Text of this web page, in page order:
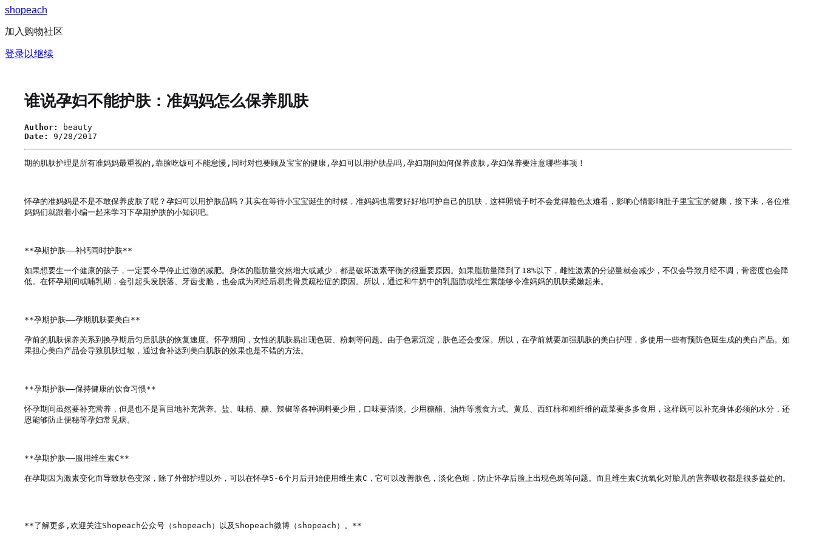
shopeach
加入购物社区
登录以继续
谁说孕妇不能护肤：准妈妈怎么保养肌肤
Author:
beauty
Date:
9/28/2017
期的肌肤护理是所有准妈妈最重视的,靠脸吃饭可不能怠慢,同时对也要顾及宝宝的健康,孕妇可以用护肤品吗,孕妇期间如何保养皮肤,孕妇保养要注意哪些事项！
怀孕的准妈妈是不是不敢保养皮肤了呢？孕妇可以用护肤品吗？其实在等待小宝宝诞生的时候，准妈妈也需要好好地呵护自己的肌肤，这样照镜子时不会觉得脸色太难看，影响心情影响肚子里宝宝的健康，接下来，各位准
妈妈们就跟着小编一起来学习下孕期护肤的小知识吧。
**孕期护肤——补钙同时护肤**
如果想要生一个健康的孩子，一定要今早停止过激的减肥。身体的脂肪量突然增大或减少，都是破坏激素平衡的很重要原因。如果脂肪量降到了18%以下，雌性激素的分泌量就会减少，不仅会导致月经不调，骨密度也会降
低。在怀孕期间或哺乳期，会引起头发脱落、牙齿变脆，也会成为闭经后易患骨质疏松症的原因。所以，通过和牛奶中的乳脂肪或维生素能够令准妈妈的肌肤柔嫩起来。
**孕期护肤——孕期肌肤要美白**
孕前的肌肤保养关系到换孕期后匀后肌肤的恢复速度。怀孕期间，女性的肌肤易出现色斑、粉刺等问题。由于色素沉淀，肤色还会变深。所以，在孕前就要加强肌肤的美白护理，多使用一些有预防色斑生成的美白产品。如
果担心美白产品会导致肌肤过敏，通过食补达到美白肌肤的效果也是不错的方法。
**孕期护肤——保持健康的饮食习惯**
怀孕期间虽然要补充营养，但是也不是盲目地补充营养。盐、味精、糖、辣椒等各种调料要少用，口味要清淡。少用糖醋、油炸等煮食方式。黄瓜、西红柿和粗纤维的蔬菜要多多食用，这样既可以补充身体必须的水分，还
恩能够防止便秘等孕妇常见病。
**孕期护肤——服用维生素C**
在孕期因为激素变化而导致肤色变深，除了外部护理以外，可以在怀孕5-6个月后开始使用维生素C，它可以改善肤色，淡化色斑，防止怀孕后脸上出现色斑等问题。而且维生素C抗氧化对胎儿的营养吸收都是很多益处的。
**了解更多,欢迎关注Shopeach公众号（shopeach）以及Shopeach微博（shopeach）。**